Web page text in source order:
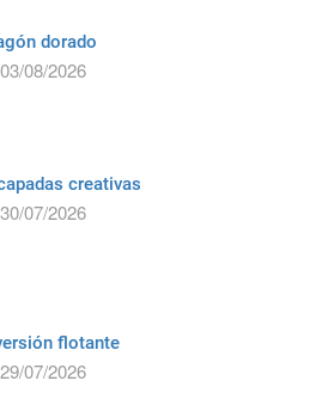
dorado
08/2026
creativas
07/2026
flotante
07/2026